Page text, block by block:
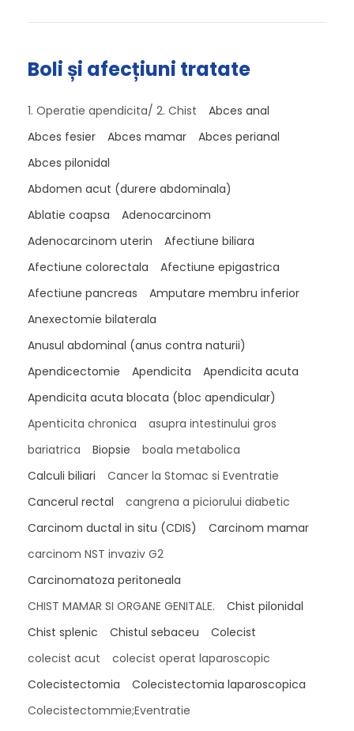
Boli și afecțiuni tratate
1. Operatie apendicita/ 2. Chist
Abces anal
Abces fesier
Abces mamar
Abces perianal
Abces pilonidal
Abdomen acut (durere abdominala)
Ablatie coapsa
Adenocarcinom
Adenocarcinom uterin
Afectiune biliara
Afectiune colorectala
Afectiune epigastrica
Afectiune pancreas
Amputare membru inferior
Anexectomie bilaterala
Anusul abdominal (anus contra naturii)
Apendicectomie
Apendicita
Apendicita acuta
Apendicita acuta blocata (bloc apendicular)
Apenticita chronica
asupra intestinului gros
bariatrica
Biopsie
boala metabolica
Calculi biliari
Cancer la Stomac si Eventratie
Cancerul rectal
cangrena a piciorului diabetic
Carcinom ductal in situ (CDIS)
Carcinom mamar
carcinom NST invaziv G2
Carcinomatoza peritoneala
CHIST MAMAR SI ORGANE GENITALE.
Chist pilonidal
Chist splenic
Chistul sebaceu
Colecist
colecist acut
colecist operat laparoscopic
Colecistectomia
Colecistectomia laparoscopica
Colecistectommie;Eventratie